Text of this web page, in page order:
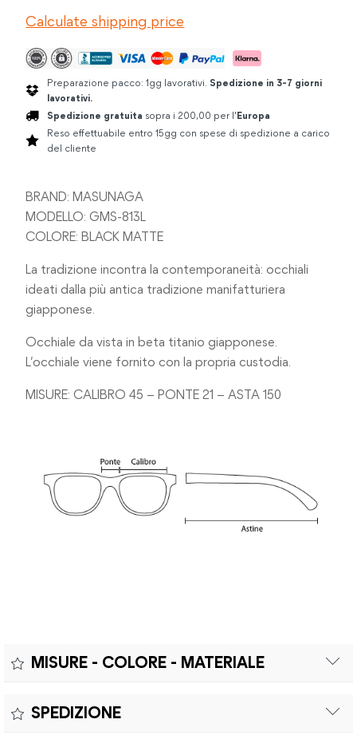
Calculate shipping price
Preparazione pacco: 1gg lavorativi. Spedizione in 3-7 giorni
lavorativi.
Spedizione gratuita sopra i 200,00 per l'Europa
Reso effettuabile entro 15gg con spese di spedizione a carico
del cliente
BRAND: MASUNAGA
MODELLO: GMS-813L
COLORE: BLACK MATTE
La tradizione incontra la contemporaneità: occhiali
ideati dalla più antica tradizione manifatturiera
giapponese.
Occhiale da vista in beta titanio giapponese.
L’occhiale viene fornito con la propria custodia.
MISURE: CALIBRO 45 – PONTE 21 – ASTA 150
MISURE - COLORE - MATERIALE
SPEDIZIONE